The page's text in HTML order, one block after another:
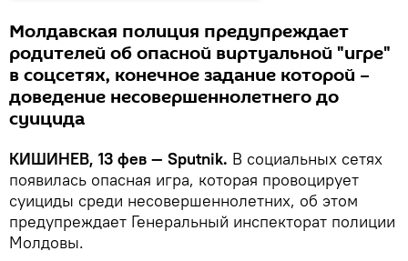
Молдавская полиция предупреждает
родителей об опасной виртуальной "игре"
в соцсетях, конечное задание которой –
доведение несовершеннолетнего до
суицида
КИШИНЕВ, 13 фев — Sputnik. В социальных сетях
появилась опасная игра, которая провоцирует
суициды среди несовершеннолетних, об этом
предупреждает Генеральный инспекторат полиции
Молдовы.